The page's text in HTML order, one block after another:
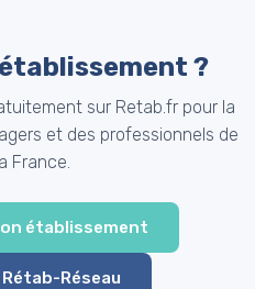
?
sur Retab.fr pour la
et des professionnels de
France.
établissement
Réseau